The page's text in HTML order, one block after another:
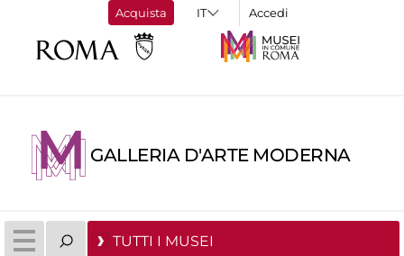
Acquista Accedi
GALLERIA D'ARTE MODERNA
TUTTI I MUSEI